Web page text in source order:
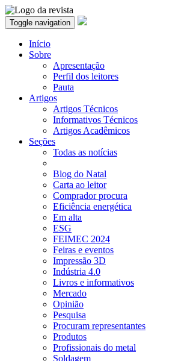
Toggle navigation
Início
Sobre
Apresentação
Perfil dos leitores
Pauta
Artigos
Artigos Técnicos
Informativos Técnicos
Artigos Acadêmicos
Seções
Todas as notícias
Blog do Natal
Carta ao leitor
Comprador procura
Eficiência energética
Em alta
ESG
FEIMEC 2024
Feiras e eventos
Impressão 3D
Indústria 4.0
Livros e informativos
Mercado
Opinião
Pesquisa
Procuram representantes
Produtos
Profissionais do metal
Soldagem